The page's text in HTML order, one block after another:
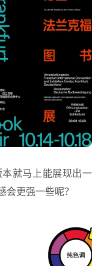
就马上能展现出一
更强一些呢？